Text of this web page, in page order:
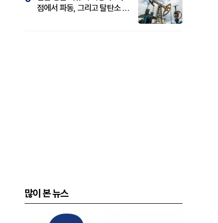
점에서 파동, 그리고 탈탄소 패
많이 본 뉴스